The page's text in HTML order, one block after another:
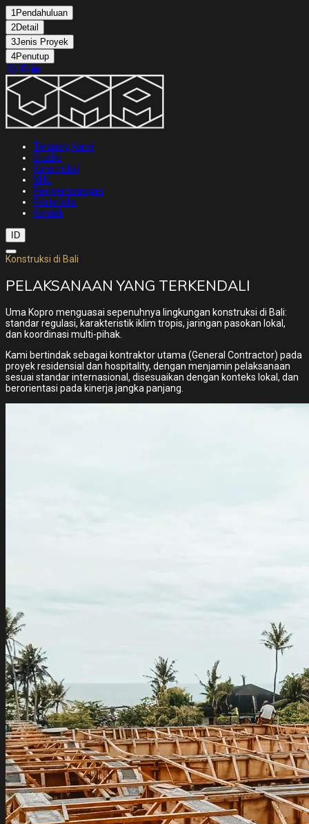
1Pendahuluan
2Detail
3Jenis Proyek
4Penutup
Tentang Kami
Studio
Konstruksi
M.K.
Pengembangan
Portofolio
Kontak
ID
Konstruksi di Bali
PELAKSANAAN YANG TERKENDALI
Uma Kopro menguasai sepenuhnya lingkungan konstruksi di Bali:
standar regulasi, karakteristik iklim tropis, jaringan pasokan lokal,
dan koordinasi multi-pihak.
Kami bertindak sebagai kontraktor utama (General Contractor) pada
proyek residensial dan hospitality, dengan menjamin pelaksanaan
sesuai standar internasional, disesuaikan dengan konteks lokal, dan
berorientasi pada kinerja jangka panjang.